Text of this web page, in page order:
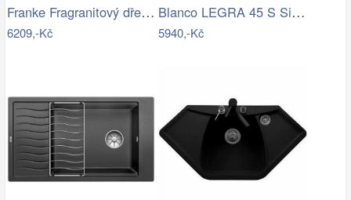
Franke Fragranitový dřez MRG 611, 78x50…
6209,-Kč
Blanco LEGRA 45 S Silgranit aluminium…
5940,-Kč